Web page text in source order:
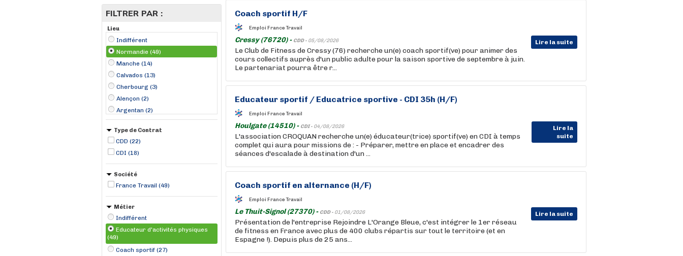
FILTRER PAR :
Lieu
Indifférent
Normandie (49)
Manche (14)
Calvados (13)
Cherbourg (3)
Alençon (2)
Argentan (2)
Flers (2)
Saint-Hilaire-du-Harcouët (2)
Avranches (1)
Beaumont-Hague (1)
Type de Contrat
CDD (22)
CDI (18)
Société
France Travail (49)
Métier
Indifférent
Educateur d'activités physiques
(49)
Coach sportif (27)
Coach sportif H/F
Emploi France Travail
Cressy (76720) - CDD - 05/08/2026 Lire la suite
Le Club de Fitness de Cressy (76) recherche un(e) coach sportif(ve) pour animer des
cours collectifs auprès d'un public adulte pour la saison sportive de septembre à juin.
Le partenariat pourra être r...
Educateur sportif / Educatrice sportive - CDI 35h (H/F)
Emploi France Travail
Houlgate (14510) - CDI - 04/08/2026
Lire la
suite
L'association CROQUAN recherche un(e) éducateur(trice) sportif(ve) en CDI à temps
complet qui aura pour missions de : - Préparer, mettre en place et encadrer des
séances d'escalade à destination d'un ...
Coach sportif en alternance (H/F)
Emploi France Travail
Le Thuit-Signol (27370) - CDD - 01/08/2026 Lire la suite
Présentation de l'entreprise Rejoindre L'Orange Bleue, c'est intégrer le 1er réseau
de fitness en France avec plus de 400 clubs répartis sur tout le territoire (et en
Espagne !). Depuis plus de 25 ans...